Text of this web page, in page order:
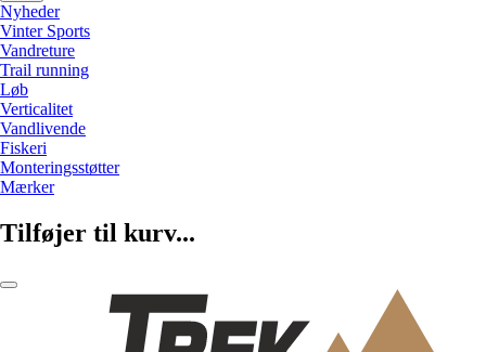
Nyheder
Vinter Sports
Vandreture
Trail running
Løb
Verticalitet
Vandlivende
Fiskeri
Monteringsstøtter
Mærker
Tilføjer til kurv...